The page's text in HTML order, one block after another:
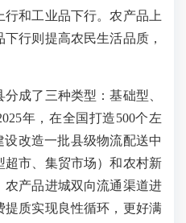
和工业品下行。农产品上
行则提高农民生活品质，
成了三种类型：基础型、
年，在全国打造500个左
改造一批县级物流配送中
市、集贸市场）和农村新
产品进城双向流通渠道进
质实现良性循环，更好满